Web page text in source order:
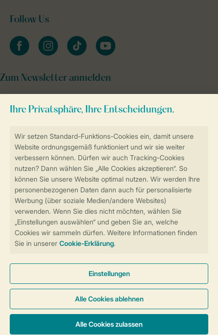
Sicherstellung Deiner Privatsphäre
Sicher und schnell zur Online-Buchung
Sichere Datenübertragung
Sicheres Bezahlen
Follow Us
facebookinstagramtiktok youtube
Zum Newsletter anmelden
Cookies und Banner
Barrierefreiheit
© 2026 Landal GreenParks GmbH